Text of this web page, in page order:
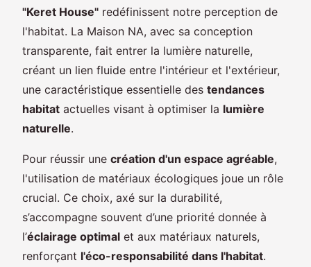
"Keret House" redéfinissent notre perception de
l'habitat. La Maison NA, avec sa conception
transparente, fait entrer la lumière naturelle,
créant un lien fluide entre l'intérieur et l'extérieur,
une caractéristique essentielle des tendances
habitat actuelles visant à optimiser la lumière
naturelle.
Pour réussir une création d'un espace agréable,
l'utilisation de matériaux écologiques joue un rôle
crucial. Ce choix, axé sur la durabilité,
s’accompagne souvent d’une priorité donnée à
l’éclairage optimal et aux matériaux naturels,
renforçant l'éco-responsabilité dans l'habitat.